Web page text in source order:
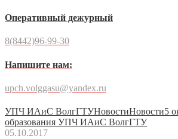
Оперативный дежурный
8(8442)96-99-30
Напишите нам:
upch.volggasu@yandex.ru
УПЧ ИАиС ВолгГТУНовостиНовости5
образования УПЧ ИАиС ВолгГТУ
05.10.2017